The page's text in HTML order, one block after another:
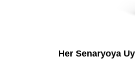
Her Senaryoya